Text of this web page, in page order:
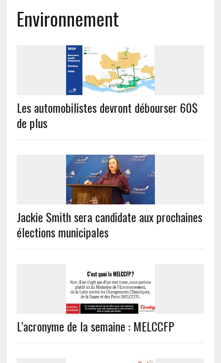
Environnement
Les automobilistes devront débourser 60$
de plus
Jackie Smith sera candidate aux prochaines
élections municipales
L’acronyme de la semaine : MELCCFP